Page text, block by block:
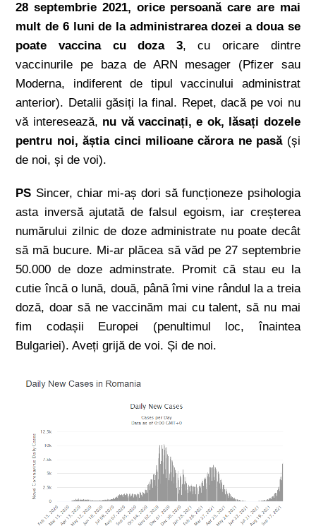
28 septembrie 2021, orice persoană care are mai
mult de 6 luni de la administrarea dozei a doua se
poate vaccina cu doza 3, cu oricare dintre
vaccinurile pe baza de ARN mesager (Pfizer sau
Moderna, indiferent de tipul vaccinului administrat
anterior). Detalii găsiți la final. Repet, dacă pe voi nu
vă interesează, nu vă vaccinați, e ok, lăsați dozele
pentru noi, ăștia cinci milioane cărora ne pasă(și
de noi, și de voi).
PS Sincer, chiar mi-aș dori să funcționeze psihologia
asta inversă ajutată de falsul egoism, iar creșterea
numărului zilnic de doze administrate nu poate decât
să mă bucure. Mi-ar plăcea să văd pe 27 septembrie
50.000 de doze adminstrate. Promit că stau eu la
cutie încă o lună, două, până îmi vine rândul la a treia
doză, doar să ne vaccinăm mai cu talent, să nu mai
fim codașii Europei (penultimul loc, înaintea
Bulgariei). Aveți grijă de voi. Și de noi.